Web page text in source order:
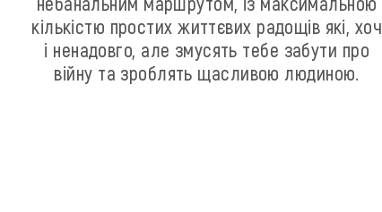
кількістю простих життєвих радощів які, хоч
і ненадовго, але змусять тебе забути про
війну та зроблять щасливою людиною.